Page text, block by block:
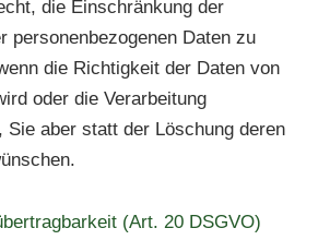
die Einschränkung der
personenbezogenen Daten zu
die Richtigkeit der Daten von
oder die Verarbeitung
Sie aber statt der Löschung deren
(Art. 20 DSGVO)